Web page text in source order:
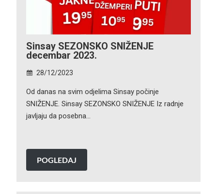
Sinsay SEZONSKO SNIŽENJE
decembar 2023.
28/12/2023
Od danas na svim odjelima Sinsay počinje
SNIŽENJE. Sinsay SEZONSKO SNIŽENJE Iz radnje
javljaju da posebna…
POGLEDAJ